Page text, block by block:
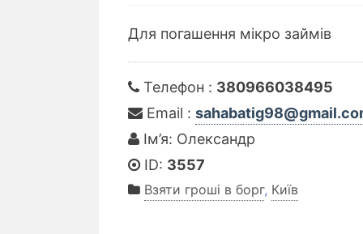
Для погашення мікро займів
Телефон : 380966038495
Email :
Ім’я: Олександр
ID: 3557
Взяти гроші в борг, Київ